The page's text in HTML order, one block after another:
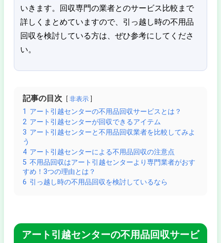
いきます。回収専門の業者とのサービス比較まで
詳しくまとめていますので、引っ越し時の不用品
回収を検討している方は、ぜひ参考にしてくださ
い。
記事の目次 非表示
1 アート引越センターの不用品回収サービスとは？
2 アート引越センターが回収できるアイテム
3 アート引越センターと不用品回収業者を比較してみよ
う
4 アート引越センターによる不用品回収の注意点
5 不用品回収はアート引越センターより専門業者がおす
すめ！3つの理由とは？
6 引っ越し時の不用品回収を検討しているなら
アート引越センターの不用品回収サービ